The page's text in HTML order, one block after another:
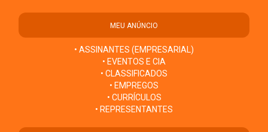
MEU ANÚNCIO
• ASSINANTES (EMPRESARIAL)
• EVENTOS E CIA
• CLASSIFICADOS
• EMPREGOS
• CURRÍCULOS
• REPRESENTANTES